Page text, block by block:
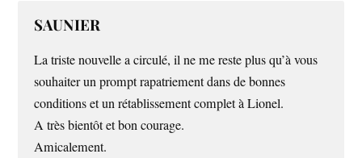
SAUNIER
La triste nouvelle a circulé, il ne me reste plus qu’à vous
souhaiter un prompt rapatriement dans de bonnes
conditions et un rétablissement complet à Lionel.
A très bientôt et bon courage.
Amicalement.